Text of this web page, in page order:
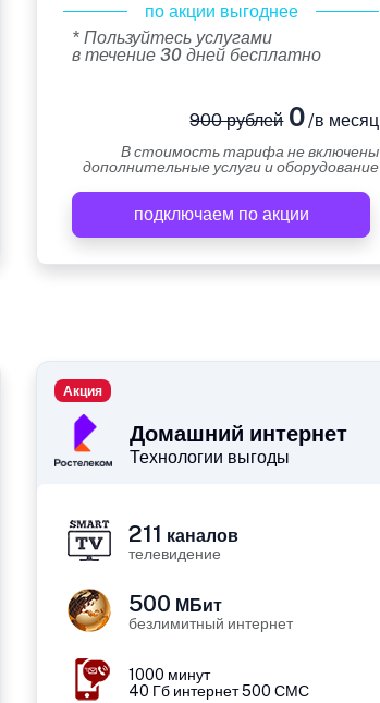
по акции выгоднее
* Пользуйтесь услугами
в течение 30 дней бесплатно
900 рублей0/в месяц
В стоимость тарифа не включены
дополнительные услуги и оборудование
подключаем по акции
Домашний интернет
Технологии выгоды
Акция
211 каналов
телевидение
500 МБит
безлимитный интернет
1000 минут
40 Гб интернет 500 СМС